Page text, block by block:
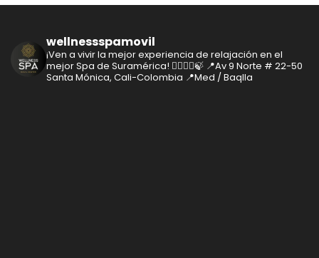
wellnessspamovil
¡Ven a vivir la mejor experiencia de relajación en el
mejor Spa de Suramérica! 🧘‍♂️🧘‍♀️🍃 📍Av 9 Norte # 22-50
Santa Mónica, Cali-Colombia 📍Med / Baqlla